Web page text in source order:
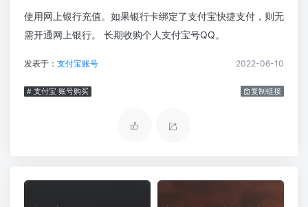
使用网上银行充值。如果银行卡绑定了支付宝快捷支付，则无
需开通网上银行。 长期收购个人支付宝号QQ。
发表于： 支付宝账号 2022-06-10
# 支付宝 账号购买 复制链接